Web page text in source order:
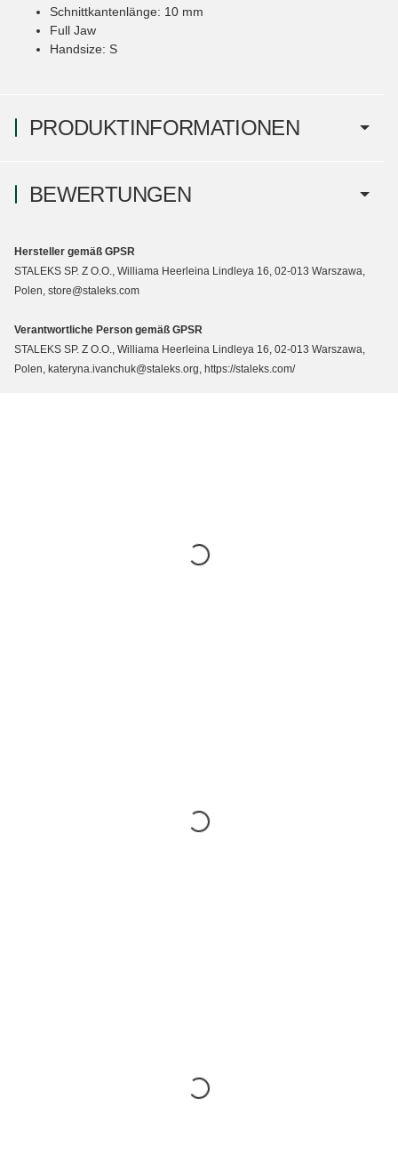
PRODUKTINFORMATIONEN
Schnittkantenlänge: 10 mm
Full Jaw
Handsize: S
BEWERTUNGEN
Hersteller gemäß GPSR
STALEKS SP. Z O.O., Williama Heerleina Lindleya 16, 02-013 Warszawa,
Polen, store@staleks.com
Verantwortliche Person gemäß GPSR
STALEKS SP. Z O.O., Williama Heerleina Lindleya 16, 02-013 Warszawa,
Polen, kateryna.ivanchuk@staleks.org, https://staleks.com/